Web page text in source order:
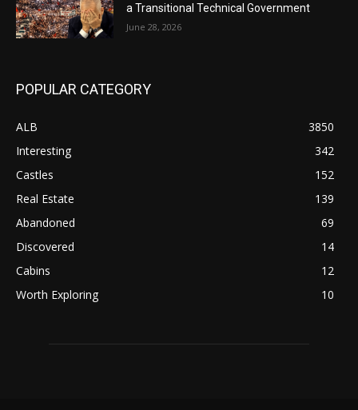
a Transitional Technical Government
June 28, 2026
POPULAR CATEGORY
ALB
3850
Interesting
342
Castles
152
Real Estate
139
Abandoned
69
Discovered
14
Cabins
12
Worth Exploring
10